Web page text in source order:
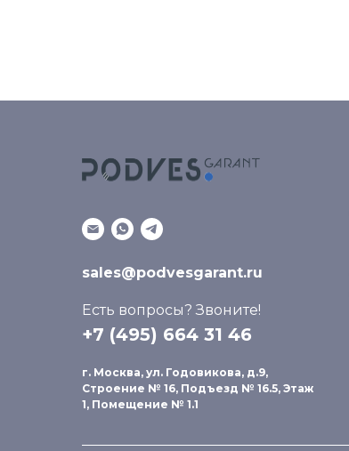
sales@podvesgarant.ru
Есть вопросы? Звоните!
+7 (495) 664 31 46
г. Москва, ул. Годовикова, д.9,
Строение № 16, Подъезд № 16.5, Этаж
1, Помещение № 1.1